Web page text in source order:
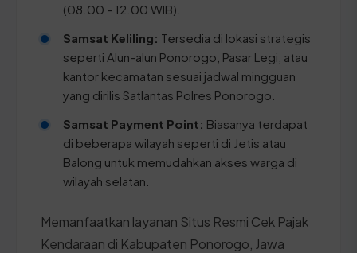
(08.00 - 12.00 WIB).
Samsat Keliling: Tersedia di lokasi strategis
seperti Alun-alun Ponorogo, Pasar Legi, atau
kantor kecamatan sesuai jadwal mingguan
yang dirilis Satlantas Polres Ponorogo.
Samsat Payment Point: Biasanya terdapat
di beberapa wilayah seperti di Jetis atau
Balong untuk memudahkan akses warga di
wilayah selatan.
Memanfaatkan layanan Situs Resmi Cek Pajak
Kendaraan di Kabupaten Ponorogo, Jawa